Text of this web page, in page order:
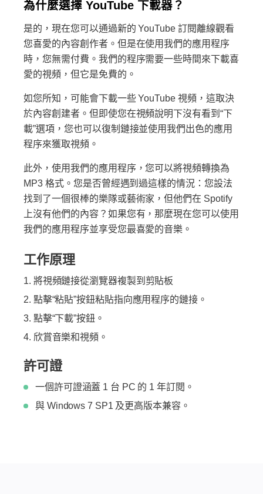
為什麼選擇 YouTube 下載器？
是的，現在您可以通過新的 YouTube 訂閱離線觀看
您喜愛的內容創作者。但是在使用我們的應用程序
時，您無需付費。我們的程序需要一些時間來下載喜
愛的視頻，但它是免費的。
如您所知，可能會下載一些 YouTube 視頻，這取決
於內容創建者。但即使您在視頻說明下沒有看到“下
載”選項，您也可以復制鏈接並使用我們出色的應用
程序來獲取視頻。
此外，使用我們的應用程序，您可以將視頻轉換為
MP3 格式。您是否曾經遇到過這樣的情況：您設法
找到了一個很棒的樂隊或藝術家，但他們在 Spotify
上沒有他們的內容？如果您有，那麼現在您可以使用
我們的應用程序並享受您最喜愛的音樂。
工作原理
將視頻鏈接從瀏覽器複製到剪貼板
點擊“粘貼”按鈕粘貼指向應用程序的鏈接。
點擊“下載”按鈕。
欣賞音樂和視頻。
許可證
一個許可證涵蓋 1 台 PC 的 1 年訂閱。
與 Windows 7 SP1 及更高版本兼容。